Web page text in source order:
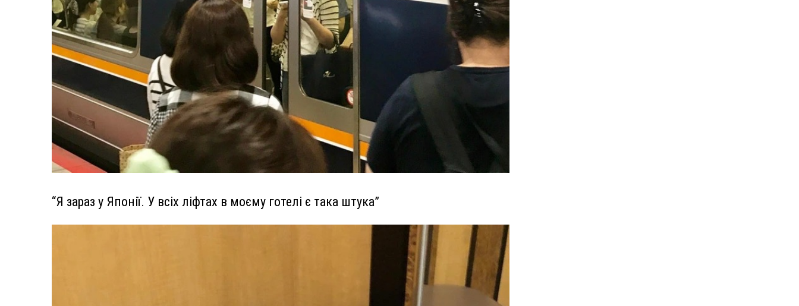
“Я зараз у Японії. У всіх ліфтах в моєму готелі є така штука”